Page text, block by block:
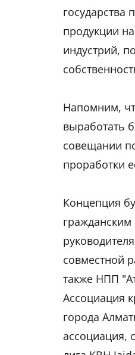
государства
продукции
индустрий,
Напомним,
выработать
совещании
проработки
Концепция
совместной
также НПП
Ассоциация
города
ассоциация,